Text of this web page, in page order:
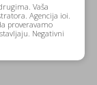
Vaša
Agencija ioi.
proveravamo
Negativni